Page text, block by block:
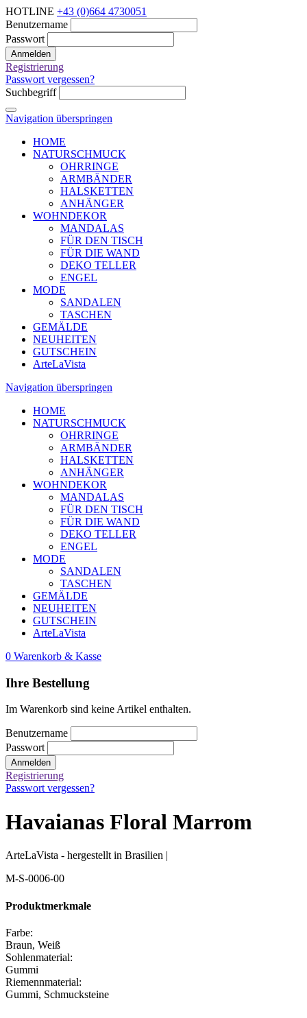
HOTLINE +43 (0)664 4730051
Benutzername
Passwort
Anmelden
Registrierung
Passwort vergessen?
Suchbegriff
Navigation überspringen
HOME
NATURSCHMUCK
OHRRINGE
ARMBÄNDER
HALSKETTEN
ANHÄNGER
WOHNDEKOR
MANDALAS
FÜR DEN TISCH
FÜR DIE WAND
DEKO TELLER
ENGEL
MODE
SANDALEN
TASCHEN
GEMÄLDE
NEUHEITEN
GUTSCHEIN
ArteLaVista
Navigation überspringen
HOME
NATURSCHMUCK
OHRRINGE
ARMBÄNDER
HALSKETTEN
ANHÄNGER
WOHNDEKOR
MANDALAS
FÜR DEN TISCH
FÜR DIE WAND
DEKO TELLER
ENGEL
MODE
SANDALEN
TASCHEN
GEMÄLDE
NEUHEITEN
GUTSCHEIN
ArteLaVista
0 Warenkorb & Kasse
Ihre Bestellung
Im Warenkorb sind keine Artikel enthalten.
Benutzername
Passwort
Anmelden
Registrierung
Passwort vergessen?
Havaianas Floral Marrom
ArteLaVista - hergestellt in Brasilien |
M-S-0006-00
Produktmerkmale
Farbe:
Braun, Weiß
Sohlenmaterial:
Gummi
Riemennmaterial:
Gummi, Schmucksteine